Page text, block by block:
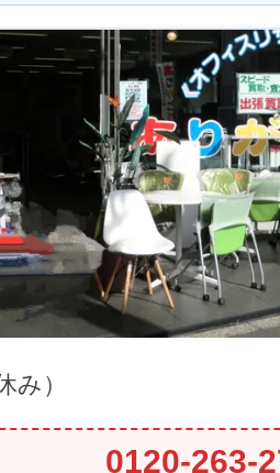
み）
0120-263-